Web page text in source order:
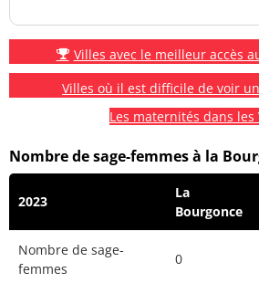
Villes avec le meilleur accès
Villes où il est difficile de voir
Les maternités dans les
Nombre de sage-femmes à la
2023
La
Bourgonce
Nombre de sage-
femmes
0